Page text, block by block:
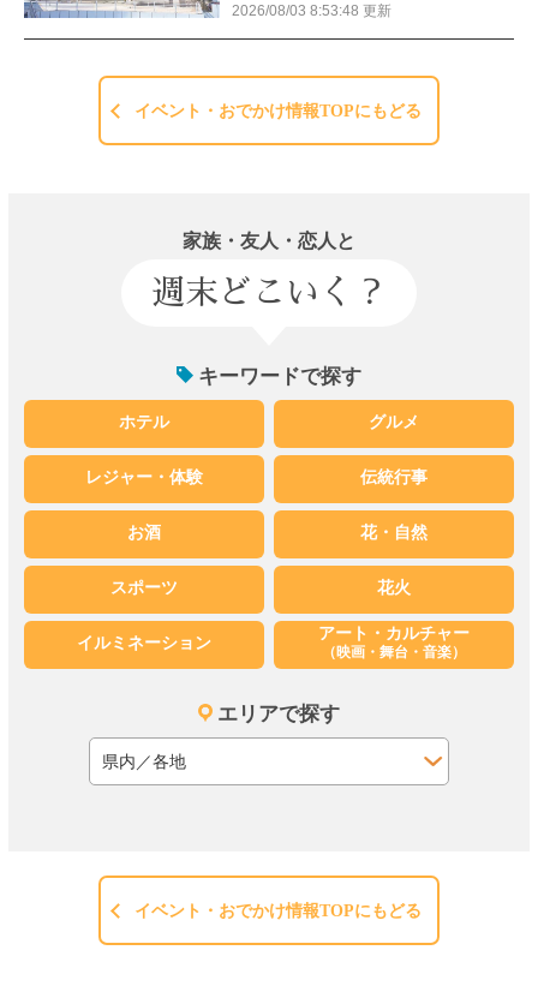
2026/08/03 8:53:48 更新
イベント・おでかけ情報TOPにもどる
家族・友人・恋人と
週末どこいく？
キーワードで探す
ホテル グルメ
レジャー・体験 伝統行事
お酒 花・自然
スポーツ 花火
イルミネーション アート・カルチャー
（映画・舞台・音楽）
エリアで探す
イベント・おでかけ情報TOPにもどる